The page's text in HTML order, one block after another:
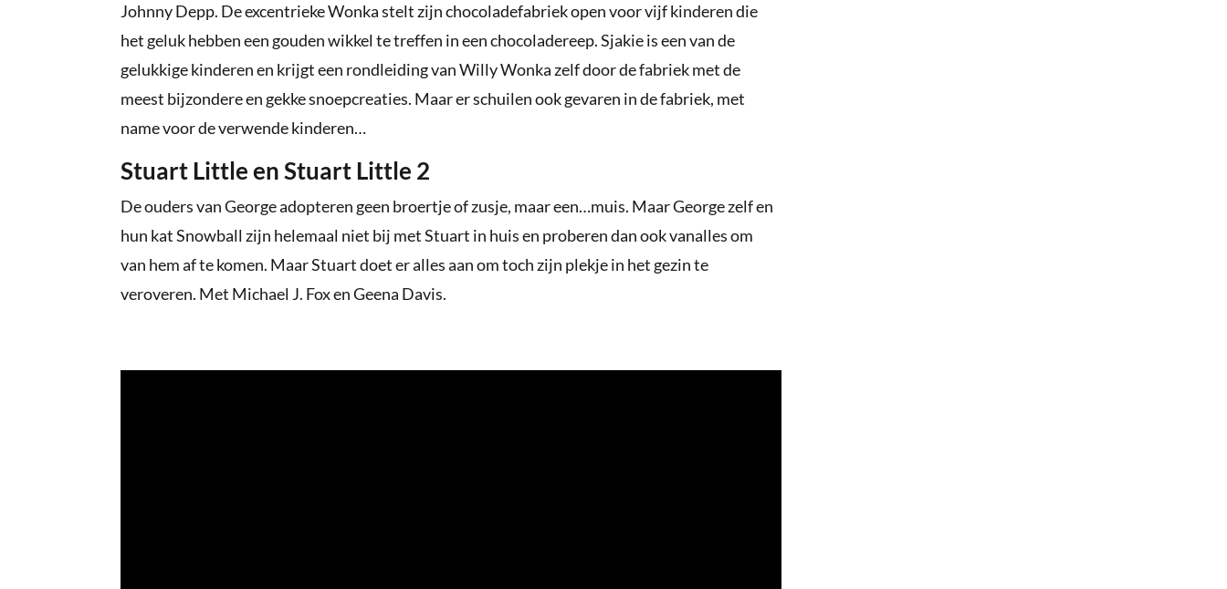
Johnny Depp. De excentrieke Wonka stelt zijn chocoladefabriek open voor vijf kinderen die
het geluk hebben een gouden wikkel te treffen in een chocoladereep. Sjakie is een van de
gelukkige kinderen en krijgt een rondleiding van Willy Wonka zelf door de fabriek met de
meest bijzondere en gekke snoepcreaties. Maar er schuilen ook gevaren in de fabriek, met
name voor de verwende kinderen…
Stuart Little en Stuart Little 2
De ouders van George adopteren geen broertje of zusje, maar een…muis. Maar George zelf en
hun kat Snowball zijn helemaal niet bij met Stuart in huis en proberen dan ook vanalles om
van hem af te komen. Maar Stuart doet er alles aan om toch zijn plekje in het gezin te
veroveren. Met Michael J. Fox en Geena Davis.